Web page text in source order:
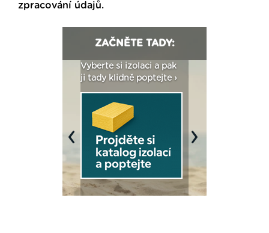
zpracování údajů.
ZAČNĚTE TADY:
Vyberte si izolaci a pak
ji tady klidně poptejte ›
Previous Next